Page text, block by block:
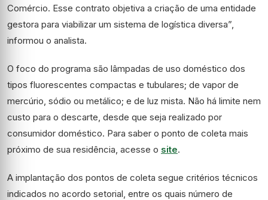
Comércio. Esse contrato objetiva a criação de uma entidade
gestora para viabilizar um sistema de logística diversa”,
informou o analista.
O foco do programa são lâmpadas de uso doméstico dos
tipos fluorescentes compactas e tubulares; de vapor de
mercúrio, sódio ou metálico; e de luz mista. Não há limite nem
custo para o descarte, desde que seja realizado por
consumidor doméstico. Para saber o ponto de coleta mais
próximo de sua residência, acesse o site.
A implantação dos pontos de coleta segue critérios técnicos
indicados no acordo setorial, entre os quais número de